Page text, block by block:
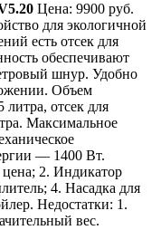
Цена: 9900 руб.
для экологичной
есть отсек для
обеспечивают
шнур. Удобно
Объем
отсек для
Максимальное
— 1400 Вт.
2. Индикатор
4. Насадка для
Недостатки: 1.
вес.